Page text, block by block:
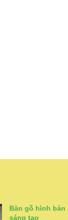
Bàn gỗ hình bán
sáng tạo